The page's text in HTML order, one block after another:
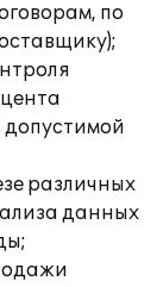
по
различных
данных